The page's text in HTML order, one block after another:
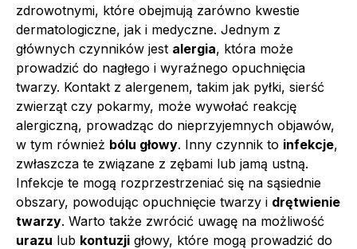
zdrowotnymi, które obejmują zarówno kwestie
dermatologiczne, jak i medyczne. Jednym z
głównych czynników jest alergia, która może
prowadzić do nagłego i wyraźnego opuchnięcia
twarzy. Kontakt z alergenem, takim jak pyłki, sierść
zwierząt czy pokarmy, może wywołać reakcję
alergiczną, prowadząc do nieprzyjemnych objawów,
w tym również bólu głowy. Inny czynnik to infekcje,
zwłaszcza te związane z zębami lub jamą ustną.
Infekcje te mogą rozprzestrzeniać się na sąsiednie
obszary, powodując opuchnięcie twarzy i drętwienie
twarzy. Warto także zwrócić uwagę na możliwość
urazu lub kontuzji głowy, które mogą prowadzić do